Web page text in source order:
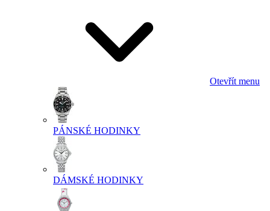
Otevřít menu
PÁNSKÉ HODINKY
DÁMSKÉ HODINKY